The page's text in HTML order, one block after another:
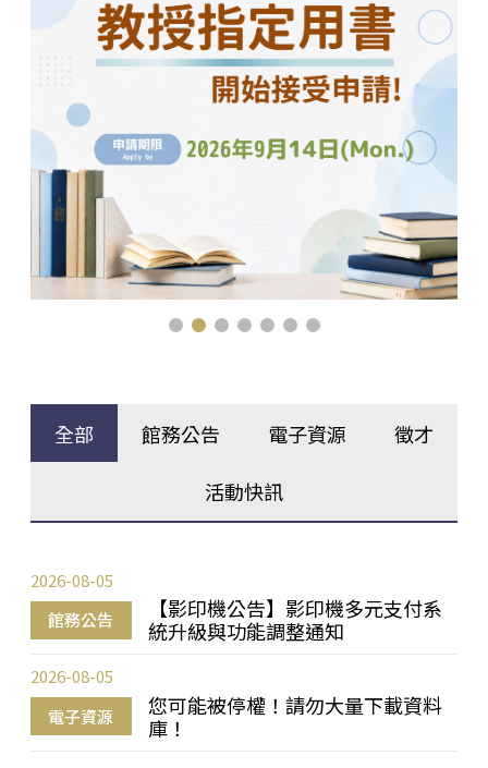
全部 館務公告 電子資源 徵才
活動快訊
館務公告
【影印機公告】影印機多元支付系
統升級與功能調整通知
2026-08-05
電子資源
您可能被停權！請勿大量下載資料
庫！
2026-08-05